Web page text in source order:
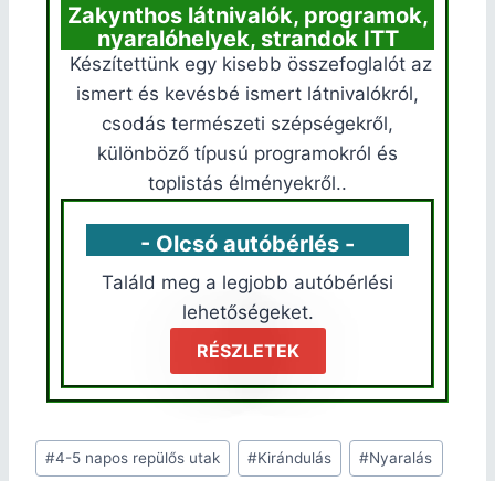
Zakynthos látnivalók, programok,
nyaralóhelyek, strandok ITT
Készítettünk egy kisebb összefoglalót az
ismert és kevésbé ismert látnivalókról,
csodás természeti szépségekről,
különböző típusú programokról és
toplistás élményekről..
- Olcsó autóbérlés -
Találd meg a legjobb autóbérlési
lehetőségeket.
RÉSZLETEK
#4-5 napos repülős utak #Kirándulás #Nyaralás